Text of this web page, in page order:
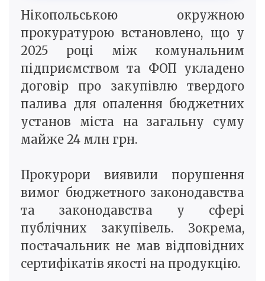
Нікопольською окружною
прокуратурою встановлено, що у
2025 році між комунальним
підприємством та ФОП укладено
договір про закупівлю твердого
палива для опалення бюджетних
установ міста на загальну суму
майже 24 млн грн.
Прокурори виявили порушення
вимог бюджетного законодавства
та законодавства у сфері
публічних закупівель. Зокрема,
постачальник не мав відповідних
сертифікатів якості на продукцію.